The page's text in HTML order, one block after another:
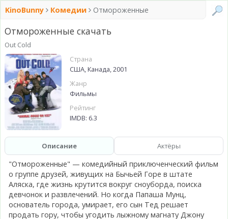
KinoBunny Комедии Отмороженные
Отмороженные скачать
Out Cold
Страна
США, Канада, 2001
Жанр
Фильмы
Рейтинг
IMDB: 6.3
Описание Актёры
"Отмороженные" — комедийный приключенческий фильм
о группе друзей, живущих на Бычьей Горе в штате
Аляска, где жизнь крутится вокруг сноуборда, поиска
девчонок и развлечений. Но когда Папаша Мунц,
основатель города, умирает, его сын Тед решает
продать гору, чтобы угодить лыжному магнату Джону